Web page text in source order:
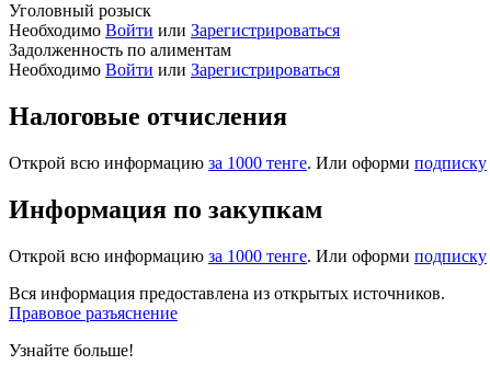
Уголовный розыск
Необходимо Войти или Зарегистрироваться
Задолженность по алиментам
Необходимо Войти или Зарегистрироваться
Налоговые отчисления
Открой всю информацию за 1000 тенге. Или оформи подписку
Информация по закупкам
Открой всю информацию за 1000 тенге. Или оформи подписку
Вся информация предоставлена из открытых источников.
Правовое разъяснение
Узнайте больше!